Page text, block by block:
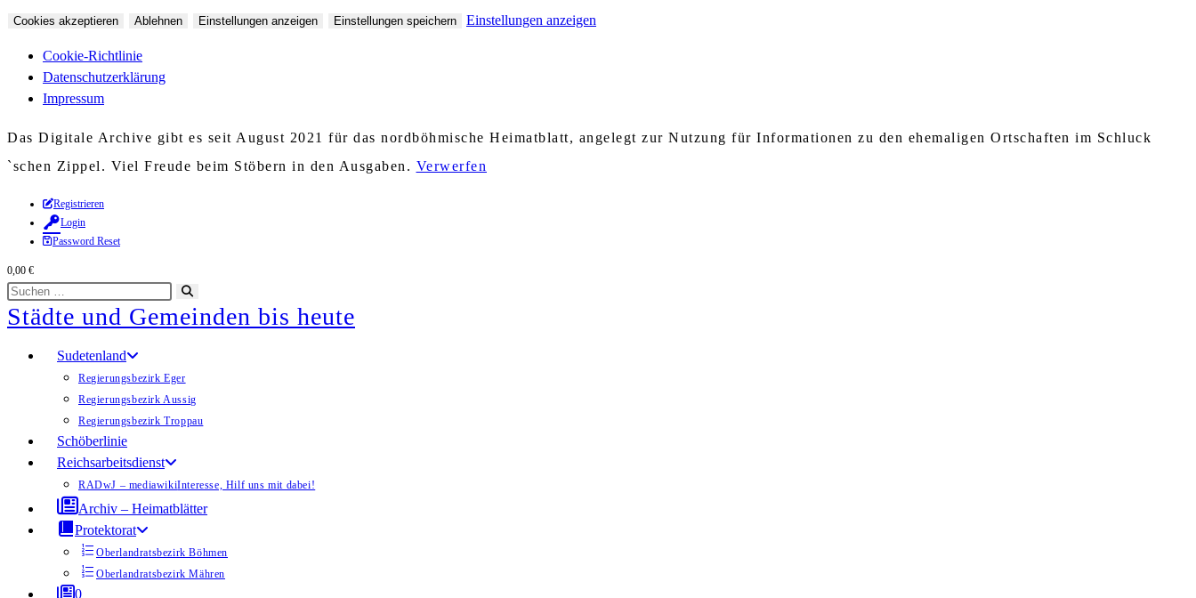
Cookies akzeptieren Ablehnen Einstellungen anzeigen Einstellungen speichern Einstellungen anzeigen
Cookie-Richtlinie
Datenschutzerklärung
Impressum
Das Digitale Archive gibt es seit August 2021 für das nordböhmische Heimatblatt, angelegt zur Nutzung für Informationen zu den ehemaligen Ortschaften im Schluck
`schen Zippel. Viel Freude beim Stöbern in den Ausgaben. Verwerfen
Zum
Inhalt
springen
Registrieren
Login
Password Reset
0,00 €
Diese
Website
durchsuchen
starten
Städte und Gemeinden bis heute
Sudetenland
Regierungsbezirk Eger
Regierungsbezirk Aussig
Regierungsbezirk Troppau
Schöberlinie
Reichsarbeitsdienst
RADwJ – mediawikiInteresse, Hilf uns mit dabei!
Archiv – Heimatblätter
Protektorat
Oberlandratsbezirk Böhmen
Oberlandratsbezirk Mähren
0